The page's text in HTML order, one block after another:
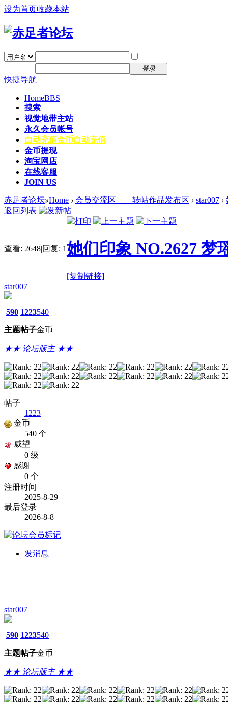
设为首页收藏本站
登录
快捷导航
HomeBBS
搜索
视觉地带主站
永久会员帐号
自动充值金币自动充值
金币提现
淘宝网店
在线客服
JOIN US
赤足者论坛»Home › 会员交流区——转帖作品发布区 › star007 ›
返回列表
查看: 2648|回复: 1 她们印象 NO.2627 梦
[复制链接]
star007
590
主题
1223
帖子
540
金币
★★ 论坛版主 ★★
帖子
1223
金币
540 个
威望
0 级
感谢
0 个
注册时间
2025-8-29
最后登录
2026-8-8
发消息
star007
590
主题
1223
帖子
540
金币
★★ 论坛版主 ★★